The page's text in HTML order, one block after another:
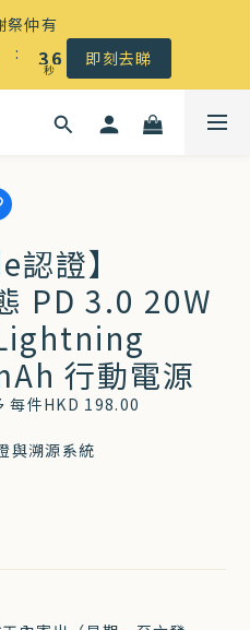
｜滿$500 全港免運
祭仲有
:
4
3
2
7
6
5
4
秒 即刻去睇
｜滿$500 全港免運
認證】
PD 3.0 20W
行動電源
每件HKD 198.00
與溯源系統